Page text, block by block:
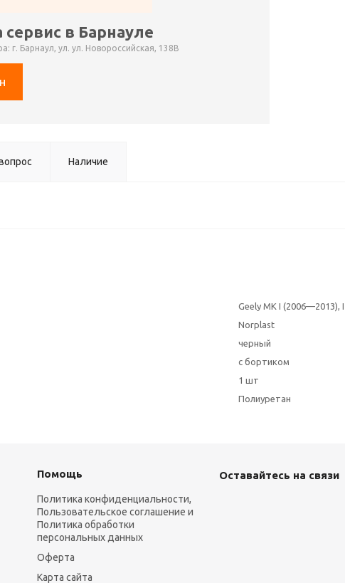
в Барнауле
г. Барнаул, ул. ул. Новороссийская, 138В
Наличие
Geely MK I (2006—2013),
Norplast
черный
с бортиком
1 шт
Полиуретан
Помощь
Политика конфиденциальности,
Пользовательское соглашение и
Политика обработки
персональных данных
Оферта
Карта сайта
Оставайтесь на связи